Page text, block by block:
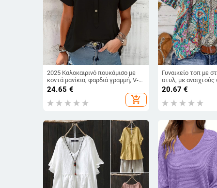
2025 Καλοκαιρινό πουκάμισο με
κοντά μανίκια, φαρδιά γραμμή, V-
λαιμό, μονόχρωμο, πολυεστερ-
ελασταν μείγμα, καθημερινό
δυτικό στυλ
24.65 €
add_shopping_cart
Γυναικείο τοπ με
στυλ, με
κοντομάνικο,
αμερικανικό στυλ,
Amazon, για όλες
ευρωπαϊκό και
20.67 €